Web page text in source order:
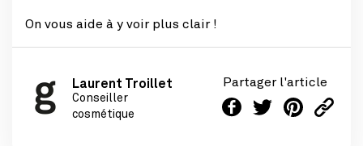
On vous aide à y voir plus clair !
Laurent Troillet
Conseiller
cosmétique
Partager l'article